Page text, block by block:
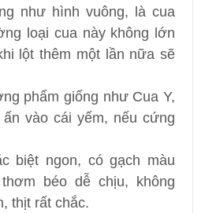
như hình vuông, là cua
loại cua này không lớn
lột thêm một lần nữa sẽ
phẩm giống như Cua Y,
vào cái yếm, nếu cứng
biệt ngon, có gạch màu
béo dễ chịu, không
thịt rất chắc.